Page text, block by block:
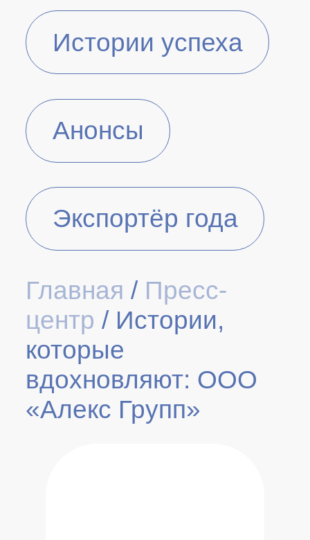
Истории успеха
Анонсы
Экспортёр года
Главная / Пресс-
центр / Истории,
которые
вдохновляют: ООО
«Алекс Групп»